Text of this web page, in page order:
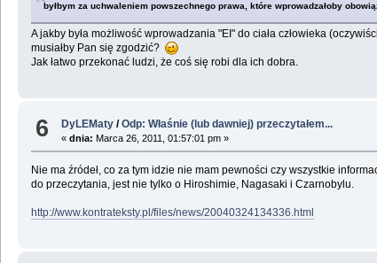
byłbym za uchwaleniem powszechnego prawa, które wprowadzałoby
A jakby była możliwość wprowadzania "EI" do ciała człowieka
musiałby Pan się zgodzić?
Jak łatwo przekonać ludzi, że coś się robi dla ich dobra.
6 DyLEMaty /Odp: Właśnie (lub dawniej) przeczytałem...
«dnia: Marca 26, 2011, 01:57:01 pm »
Nie ma źródeł, co za tym idzie nie mam pewności czy wszystkie
do przeczytania, jest nie tylko o Hiroshimie, Nagasaki i Czarnobylu.
http://www.kontrateksty.pl/files/news/20040324134336.html